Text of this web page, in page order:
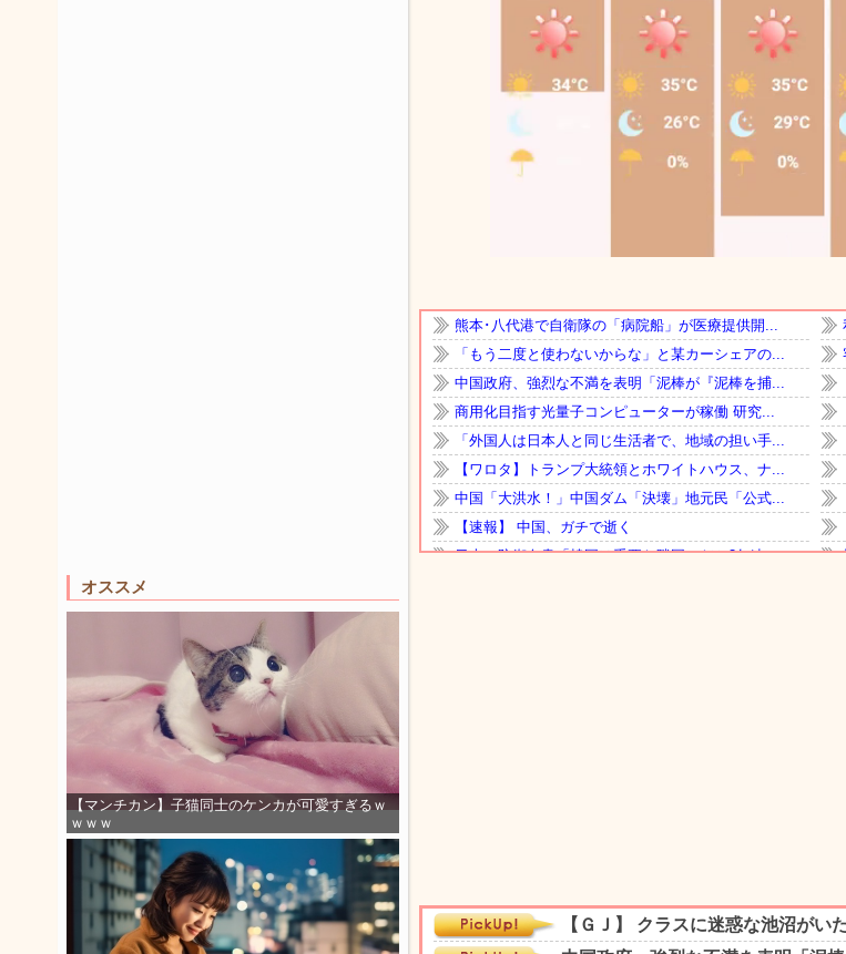
オススメ
【マンチカン】子猫同士のケンカが可愛すぎるｗ
ｗｗｗ